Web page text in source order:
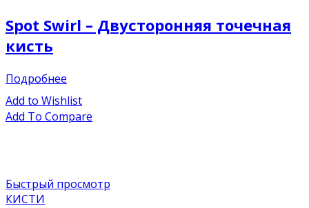
Spot Swirl – Двусторонняя точечная
кисть
Подробнее
Add to Wishlist
Add To Compare
Быстрый просмотр
КИСТИ